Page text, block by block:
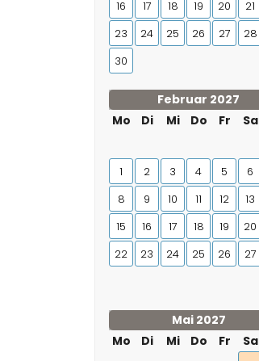
16
17 18 19 20 21
23
24 25 26 27 28
30
Februar 2027
Mo
Di Mi Do Fr Sa
1 2 3 4 5 6
8
9 10 11 12 13
15
16 17 18 19 20
22
23 24 25 26 27
Mai 2027
Mo
Di Mi Do Fr Sa